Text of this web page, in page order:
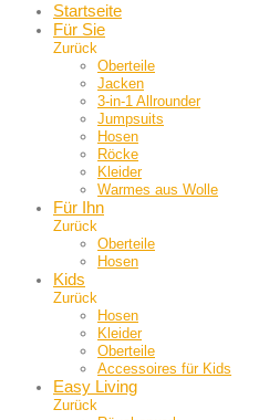
Startseite
Für Sie
Zurück
Oberteile
Jacken
3-in-1 Allrounder
Jumpsuits
Hosen
Röcke
Kleider
Warmes aus Wolle
Für Ihn
Zurück
Oberteile
Hosen
Kids
Zurück
Hosen
Kleider
Oberteile
Accessoires für Kids
Easy Living
Zurück